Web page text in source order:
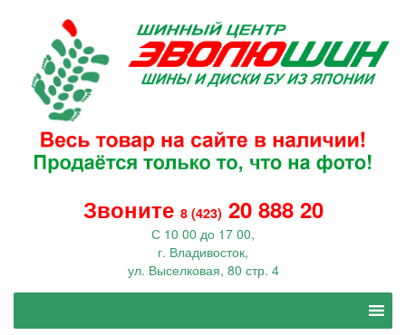
Звоните 8 (423) 20 888 20
С 10 00 до 17 00,
г. Владивосток,
ул. Выселковая, 80 стр. 4